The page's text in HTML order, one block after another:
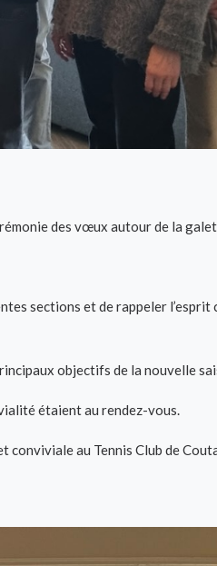
des vœux autour de la
sections et de rappeler l’esprit
objectifs de la nouvelle
étaient au rendez-vous.
conviviale au Tennis Club de